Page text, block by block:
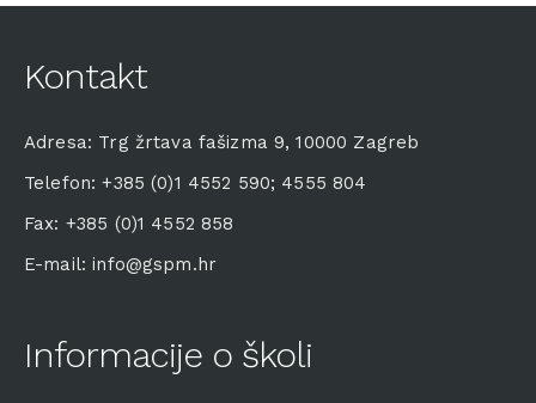
Kontakt
Adresa: Trg žrtava fašizma 9, 10000 Zagreb
Telefon: +385 (0)1 4552 590; 4555 804
Fax: +385 (0)1 4552 858
E-mail: info@gspm.hr
Informacije o školi